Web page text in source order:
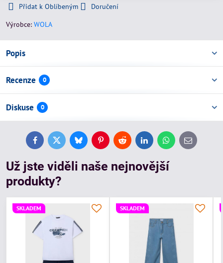
Přidat k Oblíbeným
Doručení
Výrobce: WOLA
Popis
Recenze 0
Diskuse 0
FacebookTwitterBlueskyPinterestReddit LinkedInWhatsApp
E-
mail
Už jste viděli naše nejnovější
produkty?
SKLADEM SKLADEM